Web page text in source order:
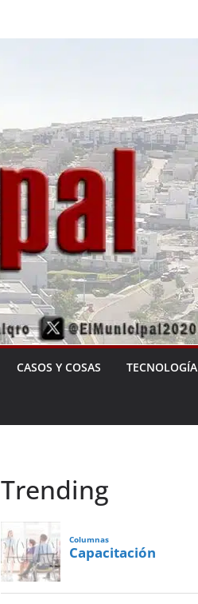
CASOS Y COSAS TECNOLOGÍA
Trending